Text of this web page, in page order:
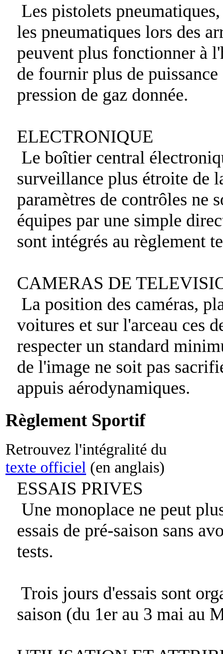
Les pistolets
les pneumatiques lors des
peuvent plus fonctionner à
de fournir plus de
pression de gaz donnée.
ELECTRONIQUE
Le boîtier central
surveillance plus étroite de
paramètres de contrôles ne
équipes par une simple
sont intégrés au règlement
CAMERAS DE
La position des caméras,
voitures et sur l'arceau ces
respecter un standard
de l'image ne soit pas
appuis aérodynamiques.
Règlement Sportif
Retrouvez l'intégralité du
texte officiel (en anglais)
ESSAIS PRIVES
Une monoplace ne peut
essais de pré-saison sans
tests.
Trois jours d'essais sont
saison (du 1er au 3 mai au